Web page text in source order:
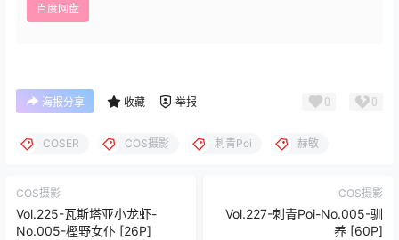
百度网盘
海报分享 收藏 举报 0 0
COSER COS摄影 刺青Poi 赫敏
COS摄影
Vol.225-瓦斯塔亚小龙虾-
No.005-樫野女仆 [26P]
COS摄影
Vol.227-刺青Poi-No.005-驯
养 [60P]